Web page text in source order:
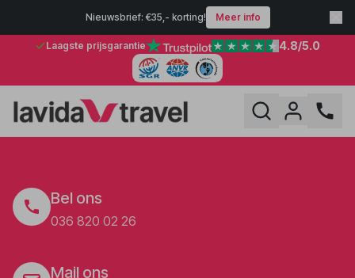
Nieuwsbrief: €35,- korting! Meer info
Laagste prijsgarantie 4.8/5.0
Bel ons
036 820 02 26
Mail ons